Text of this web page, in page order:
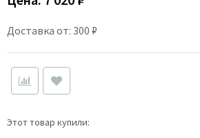
Доставка от: 300 ₽
Этот товар купили: